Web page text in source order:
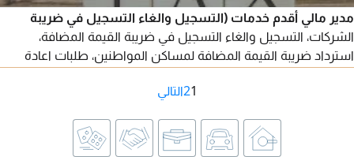
مدير مالي أقدم خدمات (التسجيل والغاء التسجيل في ضريبة
الشركات، التسجيل والغاء التسجيل في ضريبة القيمة المضافة،
استرداد ضريبة القيمة المضافة لمساكن المواطنين، طلبات اعادة
المضافة للشركات، تقديم اقرار ضريبة القيمة المضافة وضريبة
1
2التالي